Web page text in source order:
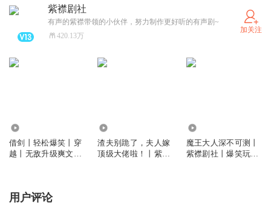
紫襟剧社
有声的紫襟带领的小伙伴，努力制作更好听的有声剧~
420.13万
加关注
借剑丨轻松爆笑丨穿
越丨无敌升级爽文丨
渣夫别跪了，夫人嫁
顶级大佬啦！丨紫襟
魔王大人深不可测丨
紫襟剧社丨爆笑玩家
用户评论